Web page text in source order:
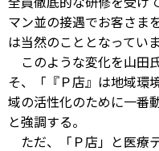
マン並の接遇でお客さま
は当然のこととなっていま
このような変化を山田
そ、「『Ｐ店』は地域環
域の活性化のために一番
と強調する。
ただ、「Ｐ店」と医療